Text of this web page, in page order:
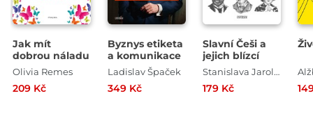
Jak mít
dobrou náladu
Olivia Remes
209 Kč
Byznys etiketa
a komunikace
Ladislav Špaček
349 Kč
Slavní Češi a
jejich blízcí
Stanislava Jarolímková
179 Kč